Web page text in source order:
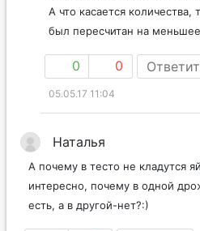
А что касается количества,
был пересчитан на
0 0
05.05.17 11:04
Наталья
А почему в тесто не кладутся
интересно, почему в одной
есть, а в другой-нет?:)